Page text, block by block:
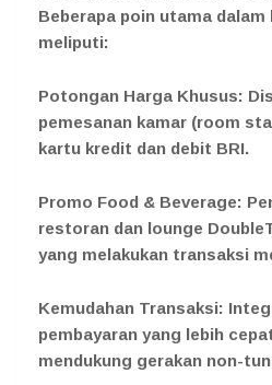
Beberapa poin utama dalam
meliputi:
Potongan Harga Khusus:
pemesanan kamar (room
kartu kredit dan debit BRI.
Promo Food & Beverage:
restoran dan lounge
yang melakukan transaksi
Kemudahan Transaksi:
pembayaran yang lebih
mendukung gerakan non-